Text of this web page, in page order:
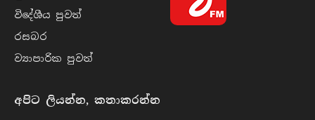
විදේශීය පුව​ත්
රසබ​ර
ව්‍යාපාරික පුව​ත්
අපිට ලියන්න, කතාකරන්න